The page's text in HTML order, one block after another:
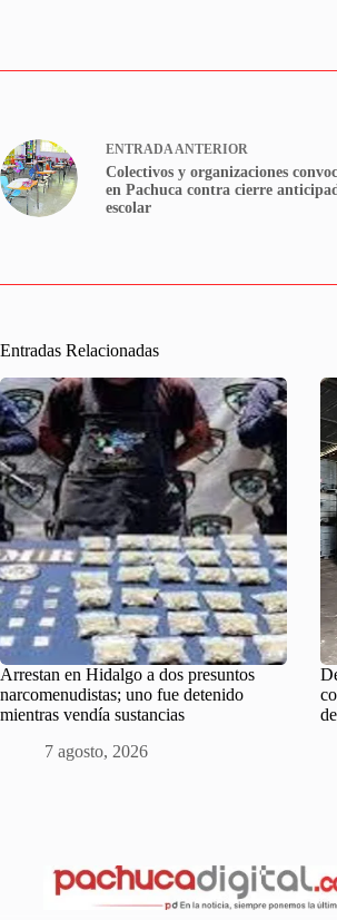
ENTRADAANTERIOR
Colectivos y organizaciones
en Pachuca contra cierre
escolar
Entradas Relacionadas
Arrestan en Hidalgo a dos presuntos
narcomenudistas; uno fue detenido
mientras vendía sustancias
7 agosto, 2026